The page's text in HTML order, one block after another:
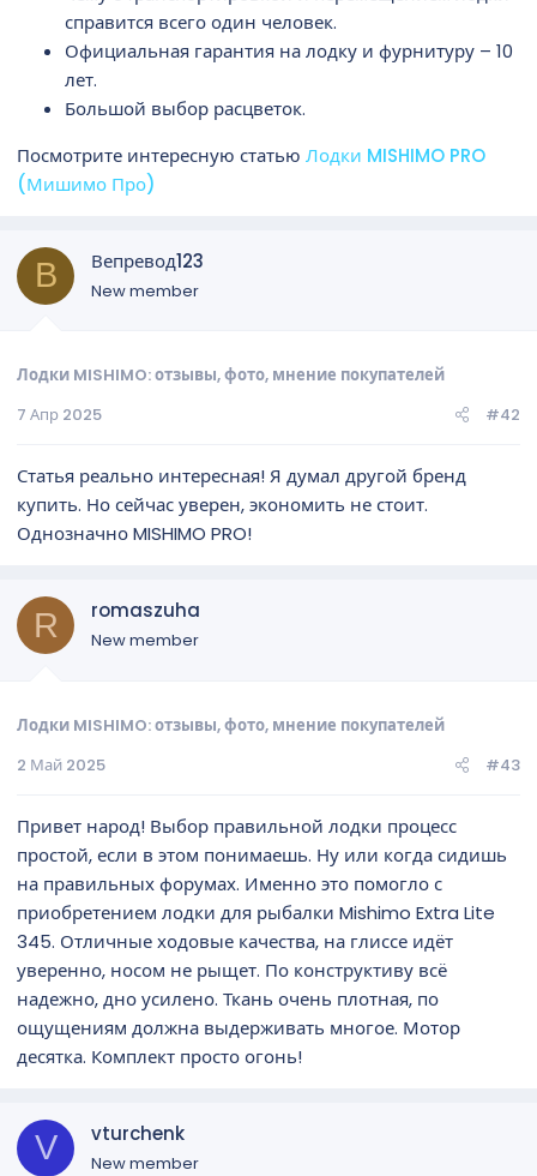
справится всего один человек.
Официальная гарантия на лодку и фурнитуру – 10
лет.
Большой выбор расцветок.
Посмотрите интересную статью Лодки MISHIMO PRO
(Мишимо Про)
В Вепревод123
New member
Лодки MISHIMO: отзывы, фото, мнение покупателей
7 Апр 2025
#42
Статья реально интересная! Я думал другой бренд
купить. Но сейчас уверен, экономить не стоит.
Однозначно MISHIMO PRO!
R romaszuha
New member
Лодки MISHIMO: отзывы, фото, мнение покупателей
2 Май 2025
#43
Привет народ! Выбор правильной лодки процесс
простой, если в этом понимаешь. Ну или когда сидишь
на правильных форумах. Именно это помогло с
приобретением лодки для рыбалки Mishimo Extra Lite
345. Отличные ходовые качества, на глиссе идёт
уверенно, носом не рыщет. По конструктиву всё
надежно, дно усилено. Ткань очень плотная, по
ощущениям должна выдерживать многое. Мотор
десятка. Комплект просто огонь!
V vturchenk
New member